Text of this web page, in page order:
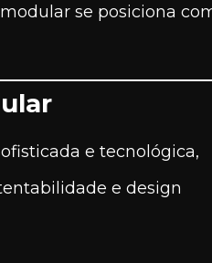
se posiciona
e tecnológica,
e design